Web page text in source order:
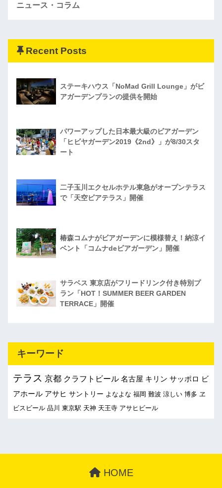
ニュース・コラム
Recent Posts
ステーキハウス「NoMad Grill Lounge」がビ
アガーデンプランの提供を開始
パワーアップした日本最大級のビアガーデン
「ヒビヤガーデン2019《2nd》」が8/30スタ
ート
二子玉川エクセルホテル東急がオープンテラス
で「天空ビアテラス」開催
椿森コムナがビアガーデンに模様替え！納涼イ
ベント「コムナdeビアガーデン」開催
サラベス 東京店がフリードリンク付き特別プ
ラン「HOT！SUMMER BEER GARDEN
TERRACE」開催
キーワード
テラス 京都 クラフトビール 名古屋 キリン サッポロ ビ
アホール アサヒ サントリー よなよな 福岡 難波 涼しい 博多 ヱ
ビスビール 品川 東京駅 天神 天王寺 アサヒビール
HOME